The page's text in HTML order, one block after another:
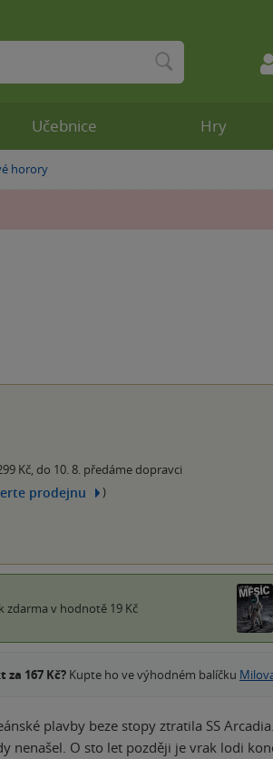
horory
Kč, do 10. 8. předáme dopravci
prodejnu )
zdarma v hodnotě 19 Kč
167 Kč? Kupte ho ve výhodném balíčku
plavby beze stopy ztratila SS
nenašel. O sto let později je vrak lodi
Učebnice Hry